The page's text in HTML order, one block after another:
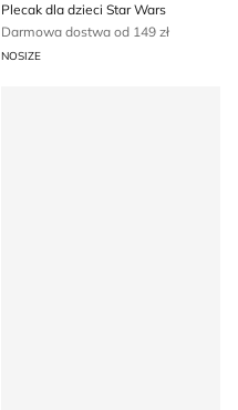
Plecak dla dzieci Star Wars
Darmowa dostwa od 149 zł
NOSIZE